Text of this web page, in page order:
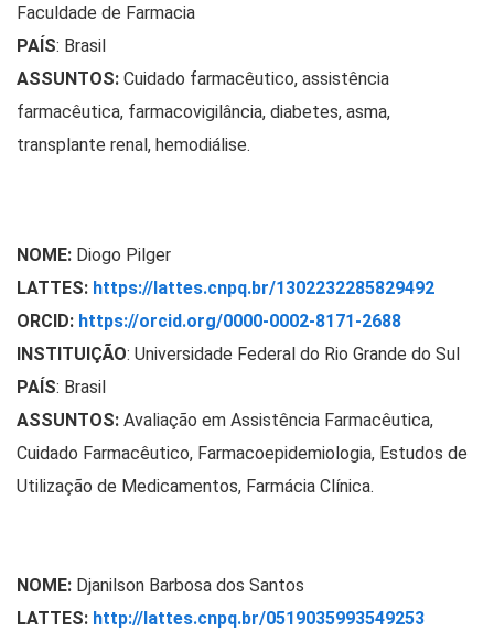
Faculdade de Farmacia
PAÍS: Brasil
ASSUNTOS: Cuidado farmacêutico, assistência
farmacêutica, farmacovigilância, diabetes, asma,
transplante renal, hemodiálise.
NOME: Diogo Pilger
LATTES: https://lattes.cnpq.br/1302232285829492
ORCID: https://orcid.org/0000-0002-8171-2688
INSTITUIÇÃO: Universidade Federal do Rio Grande do Sul
PAÍS: Brasil
ASSUNTOS: Avaliação em Assistência Farmacêutica,
Cuidado Farmacêutico, Farmacoepidemiologia, Estudos de
Utilização de Medicamentos, Farmácia Clínica.
NOME: Djanilson Barbosa dos Santos
LATTES: http://lattes.cnpq.br/0519035993549253